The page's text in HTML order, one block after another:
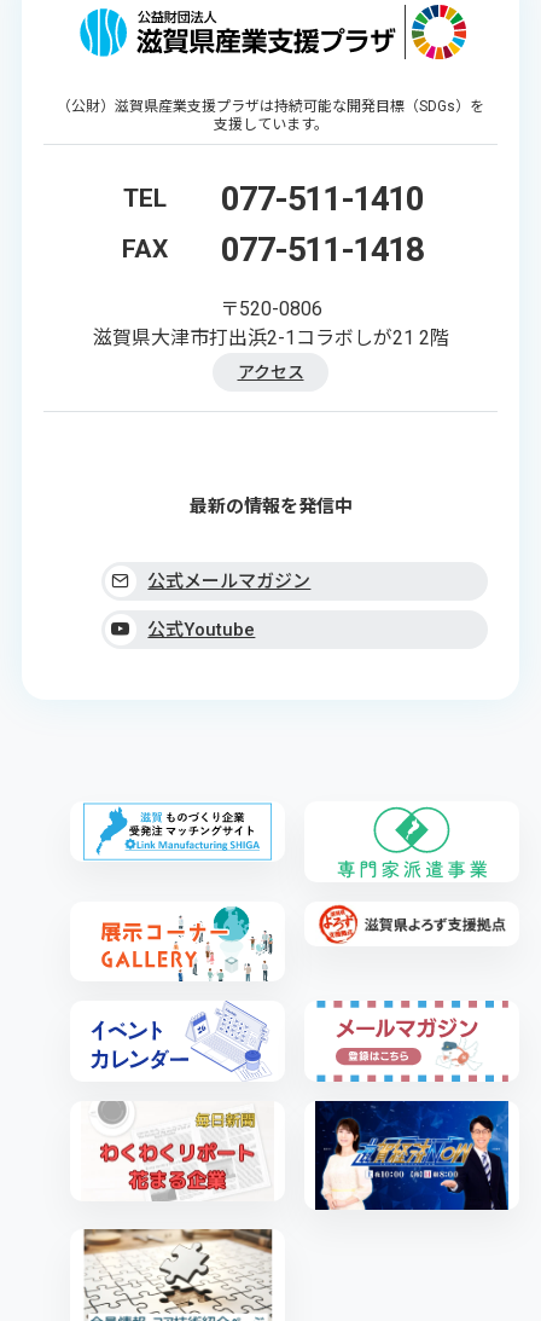
（公財）滋賀県産業支援プラザは持続可能な開発目標（SDGs）を
支援しています。
TEL 077-511-1410
FAX 077-511-1418
〒520-0806
滋賀県大津市打出浜2-1コラボしが21 2階
アクセス
最新の情報を発信中
公式メールマガジン
公式Youtube